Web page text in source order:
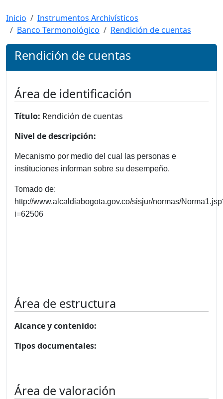
Inicio
Instrumentos Archivísticos
Banco Termonológico
Rendición de cuentas
Rendición de cuentas
Área de identificación
Título: Rendición de cuentas
Nivel de descripción:
Mecanismo por medio del cual las personas e
instituciones informan sobre su desempeño.
Tomado de:
http://www.alcaldiabogota.gov.co/sisjur/normas/
i=62506
Área de estructura
Alcance y contenido:
Tipos documentales:
Área de valoración